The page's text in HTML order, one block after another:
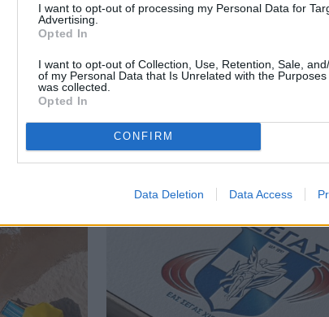
I want to opt-out of processing my Personal Data for
Advertising.
Opted In
I want to opt-out of Collection, Use, Retention, Sale,
of my Personal Data that Is Unrelated with the
was collected.
Opted In
CONFIRM
Data Deletion Data Access
για το Ο καιρός στη Χίο, σήμερα 3
2026